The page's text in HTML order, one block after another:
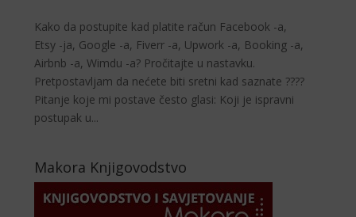
Kako da postupite kad platite račun Facebook -a,
Etsy -ja, Google -a, Fiverr -a, Upwork -a, Booking -a,
Airbnb -a, Wimdu -a? Pročitajte u nastavku.
Pretpostavljam da nećete biti sretni kad saznate ????
Pitanje koje mi postave često glasi: Koji je ispravni
postupak u...
Makora Knjigovodstvo